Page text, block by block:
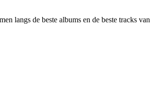
langs de beste albums en de beste tracks van